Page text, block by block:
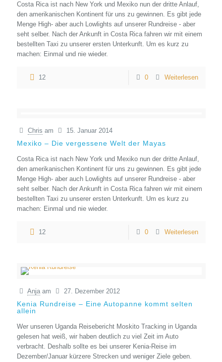
Costa Rica ist nach New York und Mexiko nun der dritte Anlauf,
den amerikanischen Kontinent für uns zu gewinnen. Es gibt jede
Menge High- aber auch Lowlights auf unserer Rundreise - aber
seht selber. Nach der Ankunft in Costa Rica fahren wir mit einem
bestellten Taxi zu unserer ersten Unterkunft. Um es kurz zu
machen: Einmal und nie wieder.
12 0 Weiterlesen
Chris am 15. Januar 2014
Mexiko – Die vergessene Welt der Mayas
Costa Rica ist nach New York und Mexiko nun der dritte Anlauf,
den amerikanischen Kontinent für uns zu gewinnen. Es gibt jede
Menge High- aber auch Lowlights auf unserer Rundreise - aber
seht selber. Nach der Ankunft in Costa Rica fahren wir mit einem
bestellten Taxi zu unserer ersten Unterkunft. Um es kurz zu
machen: Einmal und nie wieder.
12 0 Weiterlesen
Anja am 27. Dezember 2012
Kenia Rundreise – Eine Autopanne kommt selten
allein
Wer unseren Uganda Reisebericht Moskito Tracking in Uganda
gelesen hat weiß, wir haben deutlich zu viel Zeit im Auto
verbracht. Deshalb sollte es bei unserer Kenia-Reise im
Dezember/Januar kürzere Strecken und weniger Ziele geben.